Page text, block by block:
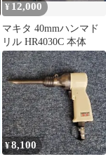
¥ 12,000
マキタ 40mmハンマド
リル HR4030C 本体
¥8,100